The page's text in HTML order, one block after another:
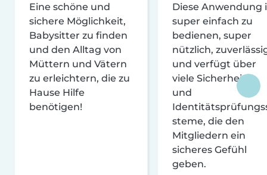
Eine schöne und
sichere Möglichkeit,
Babysitter zu finden
und den Alltag von
Müttern und Vätern
zu erleichtern, die zu
Hause Hilfe
benötigen!
Diese Anwendung
super einfach zu
bedienen, super
nützlich,
und verfügt über
viele Sicherheits-
und
steme, die den
Mitgliedern ein
sicheres Gefühl
geben.